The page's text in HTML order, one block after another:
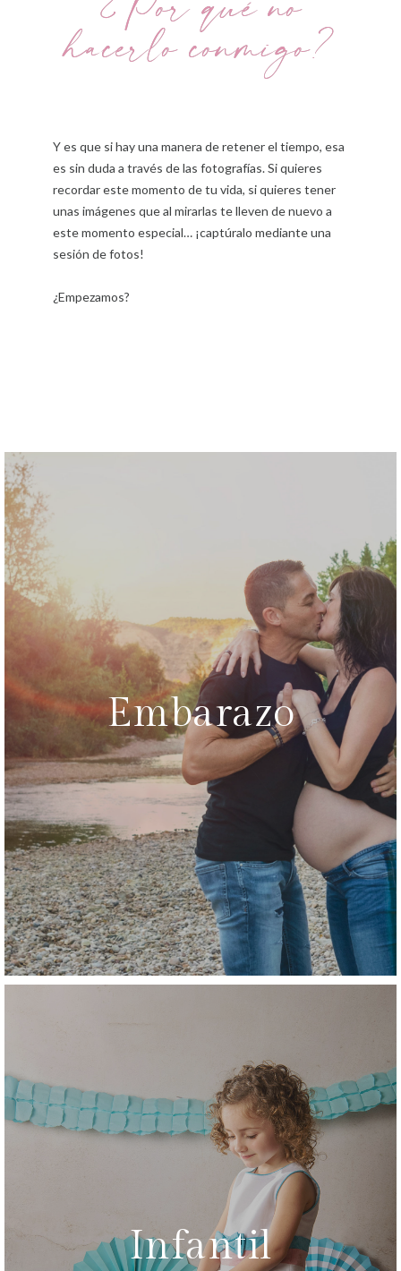
¿Por qué no
hacerlo conmigo?
Y es que si hay una manera de retener el tiempo, esa
es sin duda a través de las fotografías. Si quieres
recordar este momento de tu vida, si quieres tener
unas imágenes que al mirarlas te lleven de nuevo a
este momento especial… ¡captúralo mediante una
sesión de fotos!
¿Empezamos?
Embarazo
Infantil